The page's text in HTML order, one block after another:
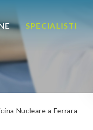
SPECIALISTI
Nucleare a Ferrara